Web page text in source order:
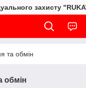
захисту
та обмін
обмін